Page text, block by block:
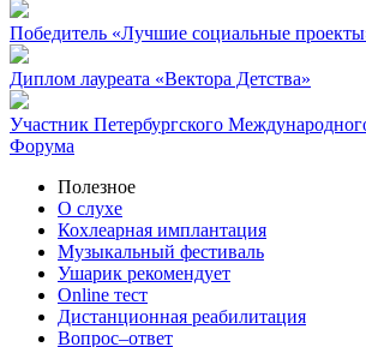
Победитель «Лучшие социальные
Диплом лауреата «Вектора Детства»
Участник Петербургского
Форума
Полезное
О слухе
Кохлеарная имплантация
Музыкальный фестиваль
Ушарик рекомендует
Online тест
Дистанционная реабилитация
Вопрос–ответ